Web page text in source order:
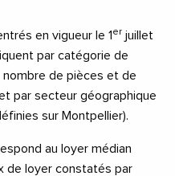
en vigueur le 1 er juillet
par catégorie de
de pièces et de
par secteur géographique
sur Montpellier).
au loyer médian
de loyer constatés par